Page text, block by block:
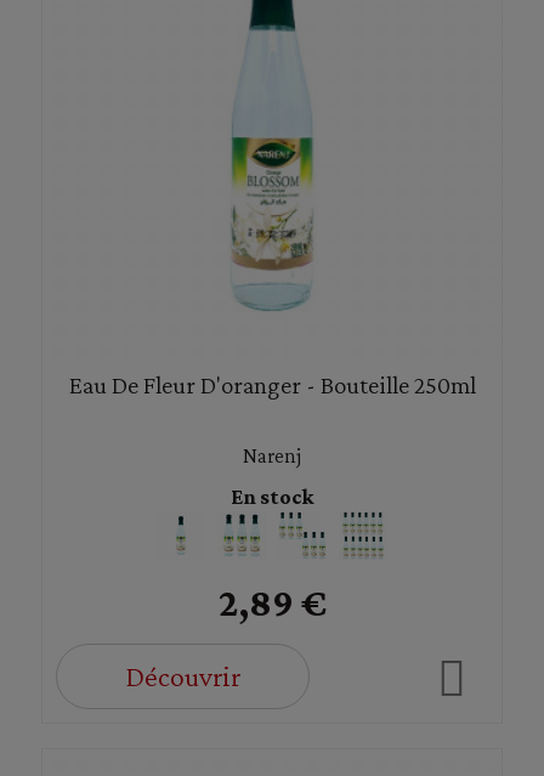
Eau De Fleur D'oranger - Bouteille 250ml
Narenj
En stock
2,89 €
Découvrir